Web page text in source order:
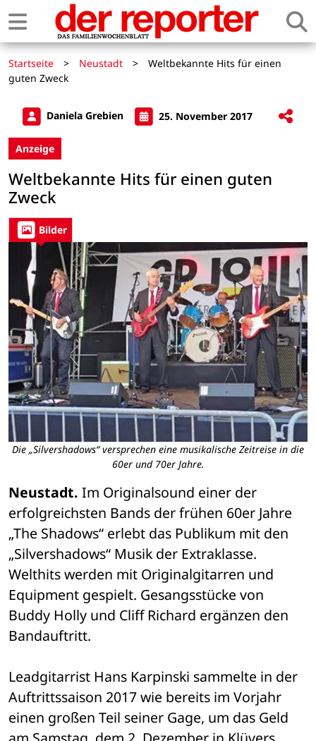
Startseite > Neustadt >
Weltbekannte Hits für einen
guten Zweck
Daniela Grebien 25. November 2017
Anzeige
Weltbekannte Hits für einen guten
Zweck
Bilder
Die „Silvershadows“ versprechen eine musikalische Zeitreise in die
60er und 70er Jahre.
Neustadt. Im Originalsound einer der
erfolgreichsten Bands der frühen 60er Jahre
„The Shadows“ erlebt das Publikum mit den
„Silvershadows“ Musik der Extraklasse.
Welthits werden mit Originalgitarren und
Equipment gespielt. Gesangsstücke von
Buddy Holly und Cliff Richard ergänzen den
Bandauftritt.
Leadgitarrist Hans Karpinski sammelte in der
Auftrittssaison 2017 wie bereits im Vorjahr
einen großen Teil seiner Gage, um das Geld